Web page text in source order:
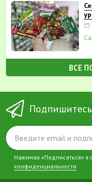
ВСЕ
Нажимая «Подписаться» я
конфиденциальности